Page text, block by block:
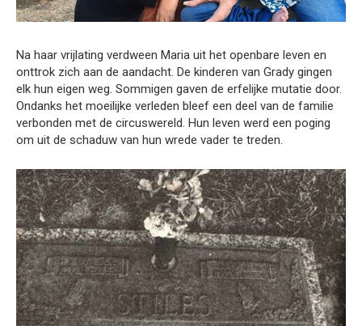
Na haar vrijlating verdween Maria uit het openbare leven en
onttrok zich aan de aandacht. De kinderen van Grady gingen
elk hun eigen weg. Sommigen gaven de erfelijke mutatie door.
Ondanks het moeilijke verleden bleef een deel van de familie
verbonden met de circuswereld. Hun leven werd een poging
om uit de schaduw van hun wrede vader te treden.